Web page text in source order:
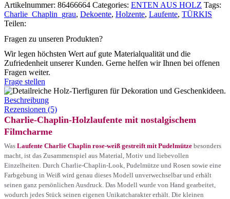
Artikelnummer: 86466664 Categories: ENTEN AUS HOLZ Tags:
Charlie_Chaplin_grau, Dekoente, Holzente, Laufente, TÜRKIS
Teilen:
Fragen zu unseren Produkten?
Wir legen höchsten Wert auf gute Materialqualität und die
Zufriedenheit unserer Kunden. Gerne helfen wir Ihnen bei offenen
Fragen weiter.
Frage stellen
Beschreibung
Rezensionen (5)
Charlie-Chaplin-Holzlaufente mit nostalgischem
Filmcharme
Was Laufente Charlie Chaplin rose-weiß gestreift mit Pudelmütze besonders
macht, ist das Zusammenspiel aus Material, Motiv und liebevollen
Einzelheiten. Durch Charlie-Chaplin-Look, Pudelmütze und Rosen sowie eine
Farbgebung in Weiß wird genau dieses Modell unverwechselbar und erhält
seinen ganz persönlichen Ausdruck. Das Modell wurde von Hand gearbeitet,
wodurch jedes Stück seinen eigenen Unikatcharakter erhält. Die kleinen